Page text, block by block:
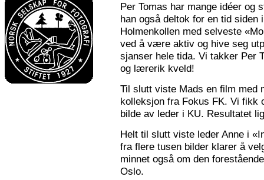
Per Tomas har mange idéer og
han også deltok for en tid siden
Holmenkollen med selveste
ved å være aktiv og hive seg
sjanser hele tida. Vi takker Per
og lærerik kveld!
Til slutt viste Mads en film med
kolleksjon fra Fokus FK. Vi fikk
bilde av leder i KU. Resultatet
Helt til slutt viste leder Anne i
fra flere tusen bilder klarer å
minnet også om den
Oslo.